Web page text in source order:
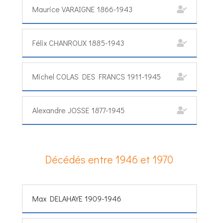
Maurice VARAIGNE 1866-1943
Félix CHANROUX 1885-1943
Michel COLAS DES FRANCS 1911-1945
Alexandre JOSSE 1877-1945
Décédés entre 1946 et 1970
Max DELAHAYE 1909-1946